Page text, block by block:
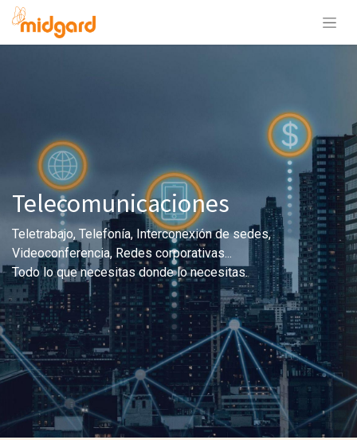
Telecomunicaciones
Teletrabajo, Telefonía, Interconexión de sedes,
Videoconferencia, Redes corporativas...
Todo lo que necesitas donde lo necesitas.